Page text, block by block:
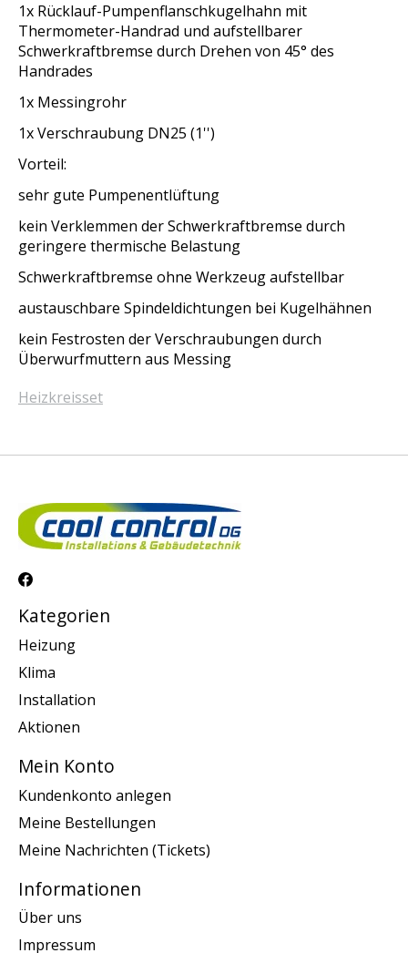
1x Rücklauf-Pumpenflanschkugelhahn mit
Thermometer-Handrad und aufstellbarer
Schwerkraftbremse durch Drehen von 45° des
Handrades
1x Messingrohr
1x Verschraubung DN25 (1'')
Vorteil:
sehr gute Pumpenentlüftung
kein Verklemmen der Schwerkraftbremse durch
geringere thermische Belastung
Schwerkraftbremse ohne Werkzeug aufstellbar
austauschbare Spindeldichtungen bei Kugelhähnen
kein Festrosten der Verschraubungen durch
Überwurfmuttern aus Messing
Heizkreisset
Kategorien
Heizung
Klima
Installation
Aktionen
Mein Konto
Kundenkonto anlegen
Meine Bestellungen
Meine Nachrichten (Tickets)
Informationen
Über uns
Impressum